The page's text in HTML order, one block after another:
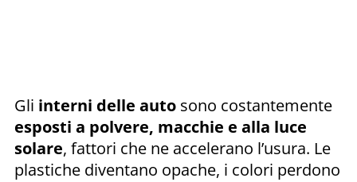
Gli interni delle auto sono costantemente
esposti a polvere, macchie e alla luce
solare, fattori che ne accelerano l’usura. Le
plastiche diventano opache, i colori perdono